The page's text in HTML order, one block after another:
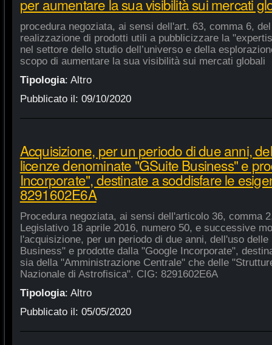
per aumentare la sua visibilità sui mercati
procedura negoziata, ai sensi dell'art. 63, comma 6,
realizzazione di prodotti utili a pubblicizzare la
nel settore dello studio dell’universo e della
scopo di aumentare la sua visibilità sui mercati globali
Tipologia: Altro
Pubblicato il: 09/10/2020
Acquisizione, per un periodo di due anni,
licenze denominate "GSuite Business" e
Incorporate", destinate a soddisfare le
8291602E6A
Procedura negoziata, ai sensi dell'articolo 36, comma
Legislativo 18 aprile 2016, numero 50, e successive
l'acquisizione, per un periodo di due anni, dell'uso
Business" e prodotte dalla "Google Incorporate",
sia della "Amministrazione Centrale" che delle
Nazionale di Astrofisica". CIG: 8291602E6A
Tipologia: Altro
Pubblicato il: 05/05/2020